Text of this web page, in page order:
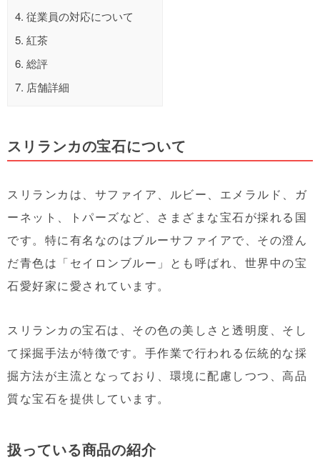
4. 従業員の対応について
5. 紅茶
6. 総評
7. 店舗詳細
スリランカの宝石について
スリランカは、サファイア、ルビー、エメラルド、ガ
ーネット、トパーズなど、さまざまな宝石が採れる国
です。特に有名なのはブルーサファイアで、その澄ん
だ青色は「セイロンブルー」とも呼ばれ、世界中の宝
石愛好家に愛されています。
スリランカの宝石は、その色の美しさと透明度、そし
て採掘手法が特徴です。手作業で行われる伝統的な採
掘方法が主流となっており、環境に配慮しつつ、高品
質な宝石を提供しています。
扱っている商品の紹介